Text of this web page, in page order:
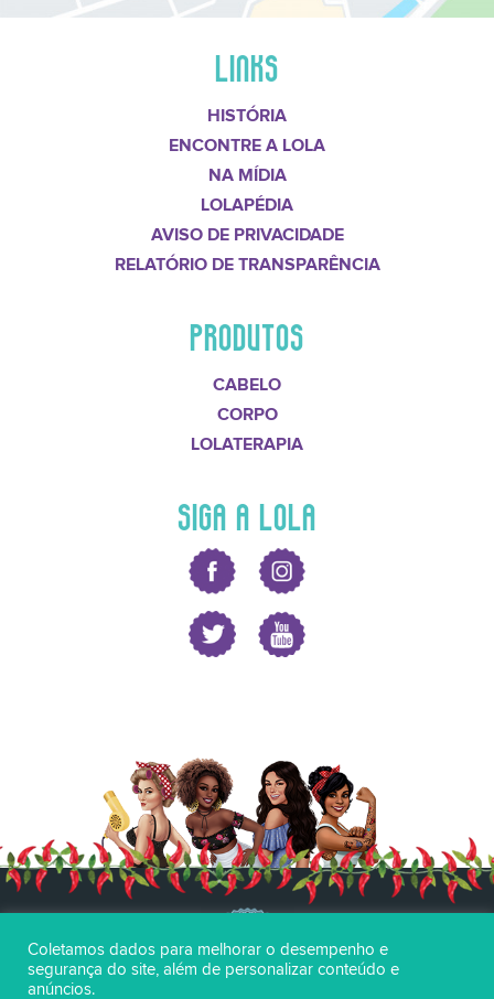
LINKS
HISTÓRIA
ENCONTRE A LOLA
NA MÍDIA
LOLAPÉDIA
AVISO DE PRIVACIDADE
RELATÓRIO DE TRANSPARÊNCIA
PRODUTOS
CABELO
CORPO
LOLATERAPIA
SIGA A LOLA
Coletamos dados para melhorar o desempenho e
segurança do site, além de personalizar conteúdo e
anúncios.